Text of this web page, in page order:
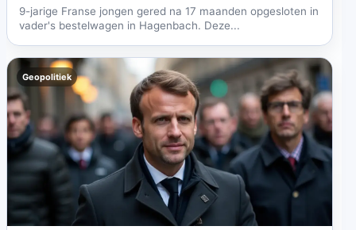
9-jarige Franse jongen gered na 17 maanden opgesloten in
vader's bestelwagen in Hagenbach. Deze...
Geopolitiek